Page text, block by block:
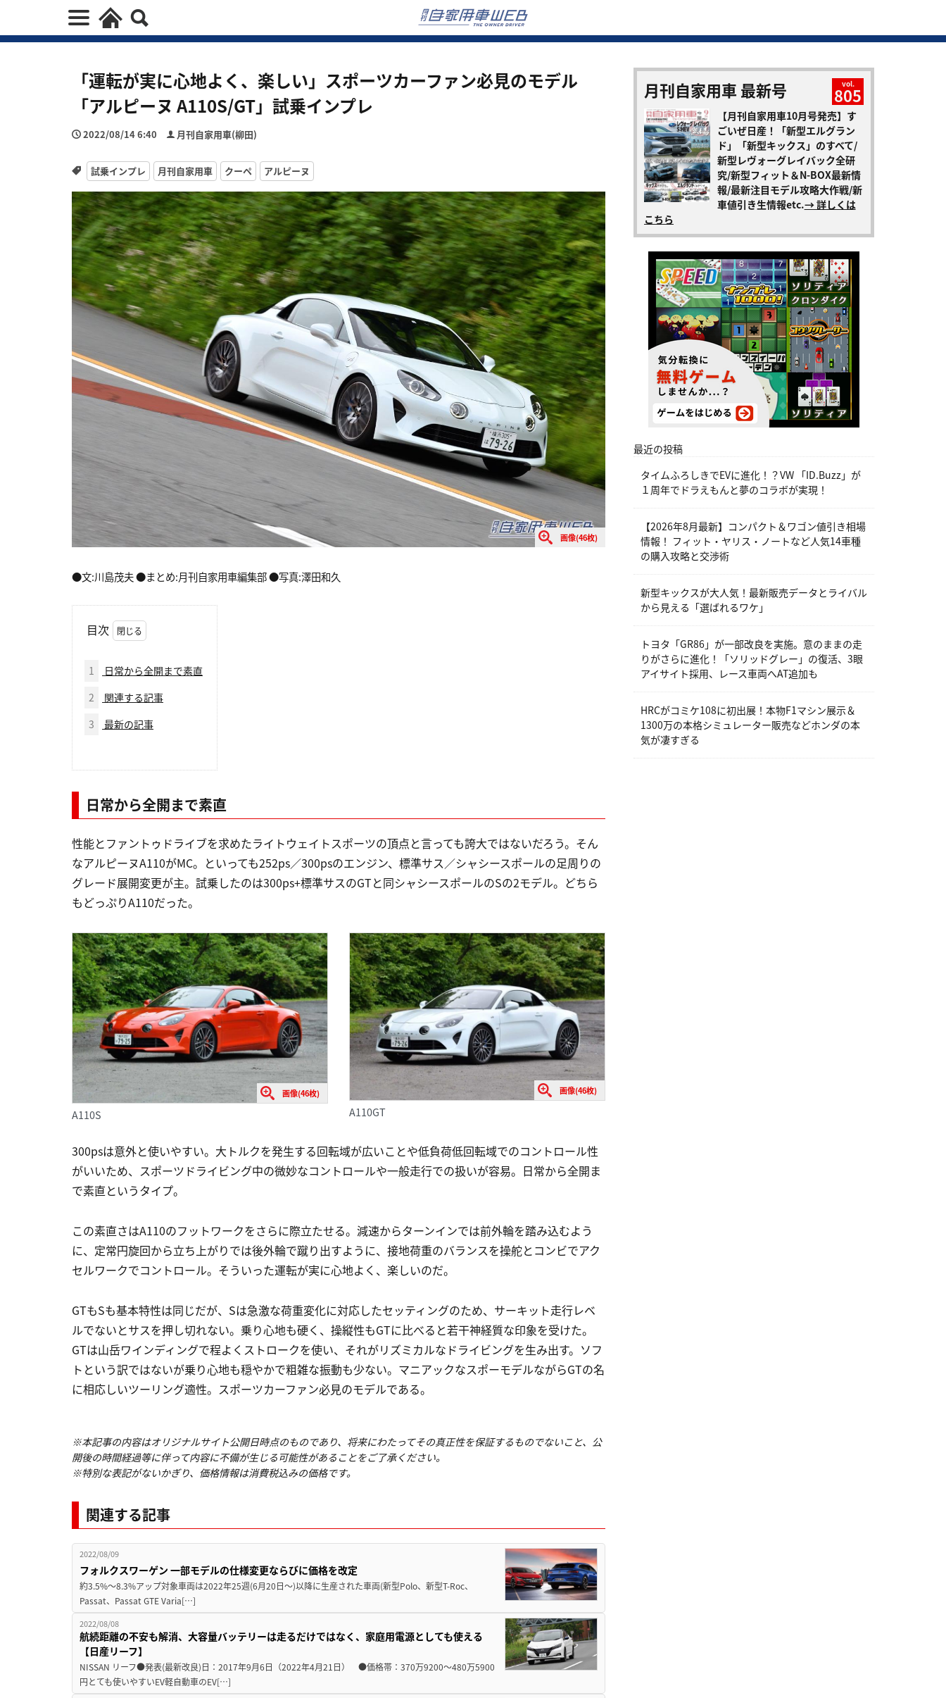
「運転が実に心地よく、楽しい」スポーツカーファン必見のモデル
「アルピーヌ A110S/GT」試乗インプレ
2022/08/14 6:40 月刊自家用車(柳田)
試乗インプレ 月刊自家用車 クーペ アルピーヌ
画像(46枚)
●文:川島茂夫 ●まとめ:月刊自家用車編集部 ●写真:澤田和久
目次
1
日常から全開まで素直
2
関連する記事
3
最新の記事
日常から全開まで素直
性能とファントゥドライブを求めたライトウェイトスポーツの頂点と言っても誇大ではないだろう。そん
なアルピーヌA110がMC。といっても252ps／300psのエンジン、標準サス／シャシースポールの足周りの
グレード展開変更が主。試乗したのは300ps+標準サスのGTと同シャシースポールのSの2モデル。どちら
もどっぷりA110だった。
画像(46枚)
A110S
画像(46枚)
A110GT
300psは意外と使いやすい。大トルクを発生する回転域が広いことや低負荷低回転域でのコントロール性
がいいため、スポーツドライビング中の微妙なコントロールや一般走行での扱いが容易。日常から全開ま
で素直というタイプ。
この素直さはA110のフットワークをさらに際立たせる。減速からターンインでは前外輪を踏み込むよう
に、定常円旋回から立ち上がりでは後外輪で蹴り出すように、接地荷重のバランスを操舵とコンビでアク
セルワークでコントロール。そういった運転が実に心地よく、楽しいのだ。
GTもSも基本特性は同じだが、Sは急激な荷重変化に対応したセッティングのため、サーキット走行レベ
ルでないとサスを押し切れない。乗り心地も硬く、操縦性もGTに比べると若干神経質な印象を受けた。
GTは山岳ワインディングで程よくストロークを使い、それがリズミカルなドライビングを生み出す。ソフ
トという訳ではないが乗り心地も穏やかで粗雑な振動も少ない。マニアックなスポーモデルながらGTの名
に相応しいツーリング適性。スポーツカーファン必見のモデルである。
※本記事の内容はオリジナルサイト公開日時点のものであり、将来にわたってその真正性を保証するものでないこと、公
開後の時間経過等に伴って内容に不備が生じる可能性があることをご了承ください。
※特別な表記がないかぎり、価格情報は消費税込みの価格です。
関連する記事
2022/08/09
フォルクスワーゲン 一部モデルの仕様変更ならびに価格を改定
約3.5%～8.3%アップ対象車両は2022年25週(6月20日～)以降に生産された車両(新型Polo、新型T-Roc、
Passat、Passat GTE Varia[…]
2022/08/08
航続距離の不安も解消、大容量バッテリーは走るだけではなく、家庭用電源としても使える
【日産リーフ】
NISSAN リーフ●発表(最新改良)日：2017年9月6日（2022年4月21日） ●価格帯：370万9200～480万5900
円とても使いやすいEV軽自動車のEV[…]
月刊自家用車 最新号 vol.
805
【月刊自家用車10月号発売】す
ごいぜ日産！「新型エルグラン
ド」「新型キックス」のすべて/
新型レヴォーグレイバック全研
究/新型フィット＆N-BOX最新情
報/最新注目モデル攻略大作戦/新
車値引き生情報etc.→ 詳しくは
こちら
最近の投稿
タイムふろしきでEVに進化！？VW 「ID.Buzz」が
１周年でドラえもんと夢のコラボが実現！
【2026年8月最新】コンパクト＆ワゴン値引き相場
情報！ フィット・ヤリス・ノートなど人気14車種
の購入攻略と交渉術
新型キックスが大人気！最新販売データとライバル
から見える「選ばれるワケ」
トヨタ「GR86」が一部改良を実施。意のままの走
りがさらに進化！「ソリッドグレー」の復活、3眼
アイサイト採用、レース車両へAT追加も
HRCがコミケ108に初出展！本物F1マシン展示＆
1300万の本格シミュレーター販売などホンダの本
気が凄すぎる